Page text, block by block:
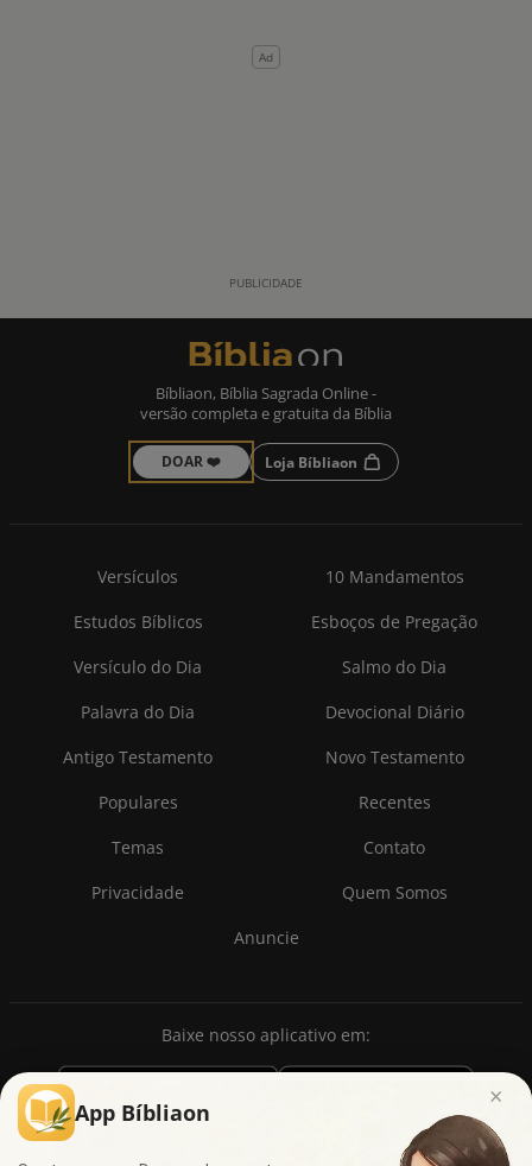
Bíbliaon, Bíblia Sagrada Online -
versão completa e gratuita da Bíblia
DOAR ❤️ Loja Bíbliaon
Versículos
10 Mandamentos
Estudos Bíblicos
Esboços de Pregação
Versículo do Dia
Salmo do Dia
Palavra do Dia
Devocional Diário
Antigo Testamento
Novo Testamento
Populares
Recentes
Temas
Contato
Privacidade
Quem Somos
Anuncie
Baixe nosso aplicativo em:
×
App Bíbliaon